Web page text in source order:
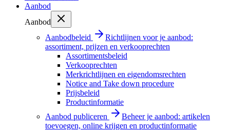
Aanbod
Aanbod
Aanbodbeleid
Richtlijnen voor je aanbod:
assortiment, prijzen en verkooprechten
Assortimentsbeleid
Verkooprechten
Merkrichtlijnen en eigendomsrechten
Notice and Take down procedure
Prijsbeleid
Productinformatie
Aanbod publiceren
Beheer je aanbod: artikelen
toevoegen, online krijgen en productinformatie